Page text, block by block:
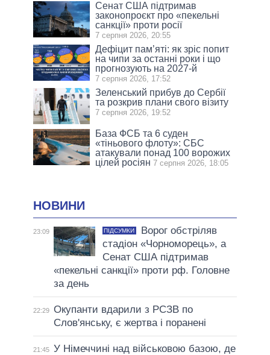
Сенат США підтримав
законопроєкт про «пекельні
санкції» проти росії
7 серпня 2026, 20:55
Дефіцит пам’яті: як зріс попит
на чипи за останні роки і що
прогнозують на 2027-й
7 серпня 2026, 17:52
Зеленський прибув до Сербії
та розкрив плани свого візиту
7 серпня 2026, 19:52
База ФСБ та 6 суден
«тіньового флоту»: СБС
атакували понад 100 ворожих
цілей росіян 7 серпня 2026, 18:05
НОВИНИ
23:09 ПІДСУМКИ
Ворог обстріляв
стадіон «Чорноморець», а
Сенат США підтримав
«пекельні санкції» проти рф. Головне
за день
22:29 Окупанти вдарили з РСЗВ по
Слов'янську, є жертва і поранені
21:45 У Німеччині над військовою базою, де